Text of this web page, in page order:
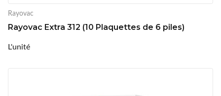
Rayovac
Rayovac Extra 312 (10 Plaquettes de 6 piles)
L'unité